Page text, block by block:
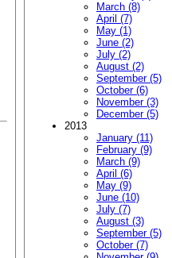
March (8)
April (7)
May (1)
June (2)
July (2)
August (2)
September (5)
October (6)
November (3)
December (5)
2013
January (11)
February (9)
March (9)
April (6)
May (9)
June (10)
July (7)
August (3)
September (5)
October (7)